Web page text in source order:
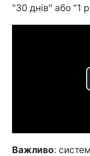
"30 днів" або "1
Важливо: